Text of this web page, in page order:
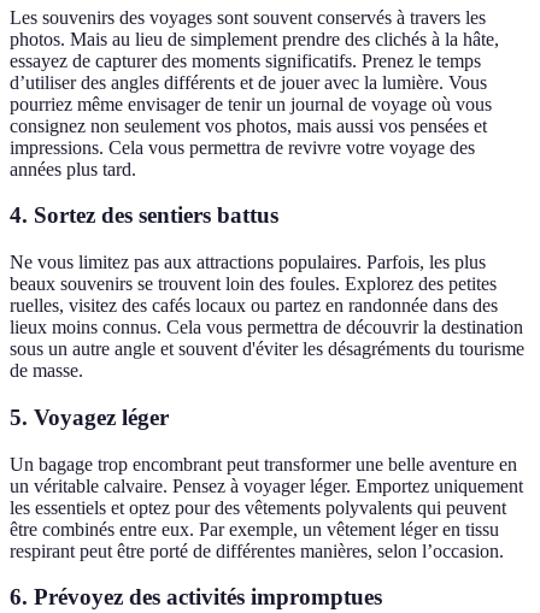
Les souvenirs des voyages sont souvent conservés à travers les
photos. Mais au lieu de simplement prendre des clichés à la hâte,
essayez de capturer des moments significatifs. Prenez le temps
d’utiliser des angles différents et de jouer avec la lumière. Vous
pourriez même envisager de tenir un journal de voyage où vous
consignez non seulement vos photos, mais aussi vos pensées et
impressions. Cela vous permettra de revivre votre voyage des
années plus tard.
4. Sortez des sentiers battus
Ne vous limitez pas aux attractions populaires. Parfois, les plus
beaux souvenirs se trouvent loin des foules. Explorez des petites
ruelles, visitez des cafés locaux ou partez en randonnée dans des
lieux moins connus. Cela vous permettra de découvrir la destination
sous un autre angle et souvent d'éviter les désagréments du tourisme
de masse.
5. Voyagez léger
Un bagage trop encombrant peut transformer une belle aventure en
un véritable calvaire. Pensez à voyager léger. Emportez uniquement
les essentiels et optez pour des vêtements polyvalents qui peuvent
être combinés entre eux. Par exemple, un vêtement léger en tissu
respirant peut être porté de différentes manières, selon l’occasion.
6. Prévoyez des activités impromptues